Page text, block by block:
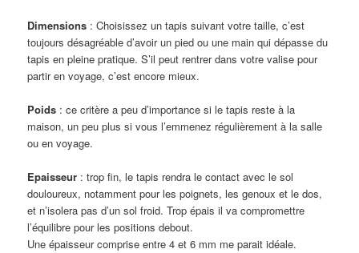
Dimensions : Choisissez un tapis suivant votre taille, c’est
toujours désagréable d’avoir un pied ou une main qui dépasse du
tapis en pleine pratique. S’il peut rentrer dans votre valise pour
partir en voyage, c’est encore mieux.
Poids : ce critère a peu d’importance si le tapis reste à la
maison, un peu plus si vous l’emmenez régulièrement à la salle
ou en voyage.
Epaisseur : trop fin, le tapis rendra le contact avec le sol
douloureux, notamment pour les poignets, les genoux et le dos,
et n’isolera pas d’un sol froid. Trop épais il va compromettre
l’équilibre pour les positions debout.
Une épaisseur comprise entre 4 et 6 mm me parait idéale.